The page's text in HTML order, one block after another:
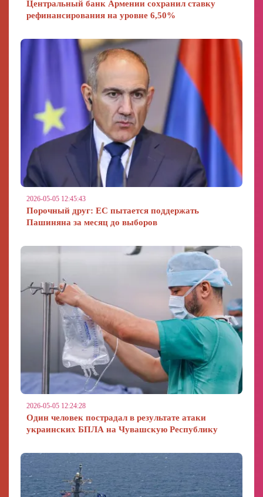
Центральный банк Армении сохранил ставку
рефинансирования на уровне 6,50%
2026-05-05 12:45:43
Порочный друг: ЕС пытается поддержать
Пашиняна за месяц до выборов
2026-05-05 12:24:28
Один человек пострадал в результате атаки
украинских БПЛА на Чувашскую Республику